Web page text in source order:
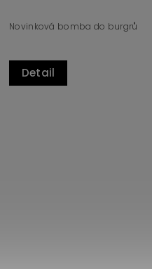
Detail
Novinková bomba do burgrů